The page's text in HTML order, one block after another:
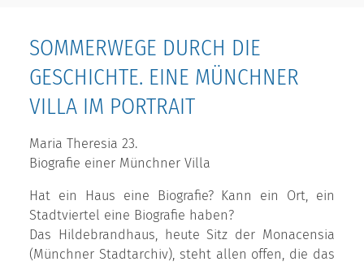
SOMMERWEGE DURCH DIE
GESCHICHTE. EINE MÜNCHNER
VILLA IM PORTRAIT
Maria Theresia 23.
Biografie einer Münchner Villa
Hat ein Haus eine Biografie? Kann ein Ort, ein
Stadtviertel eine Biografie haben?
Das Hildebrandhaus, heute Sitz der Monacensia
(Münchner Stadtarchiv), steht allen offen, die das